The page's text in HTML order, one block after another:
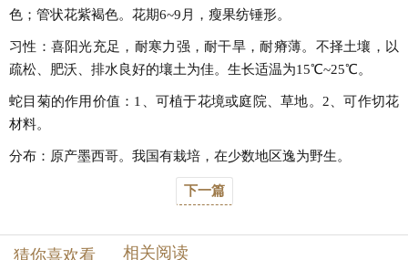
色；管状花紫褐色。花期6~9月，瘦果纺锤形。
习性：喜阳光充足，耐寒力强，耐干旱，耐瘠薄。不择土壤，以
疏松、肥沃、排水良好的壤土为佳。生长适温为15℃~25℃。
蛇目菊的作用价值：1、可植于花境或庭院、草地。2、可作切花
材料。
分布：原产墨西哥。我国有栽培，在少数地区逸为野生。
下一篇
猜你喜欢看 相关阅读